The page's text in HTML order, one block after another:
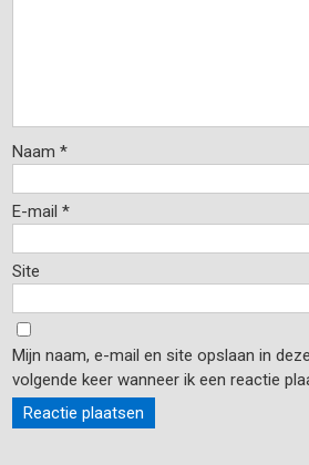
Naam*
E-mail*
Site
Mijn naam, e-mail en site opslaan in
volgende keer wanneer ik een reactie